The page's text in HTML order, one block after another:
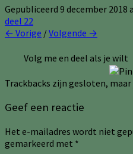
Gepubliceerd 9 december 2018
deel 22
← Vorige /Volgende →
Volg me en deel als je wilt
Trackbacks zijn gesloten, maar
Geef een reactie
Het e-mailadres wordt niet
gemarkeerd met *